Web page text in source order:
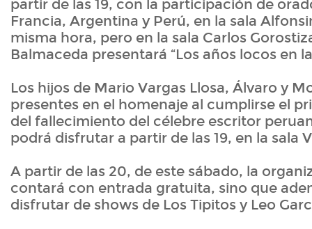
partir de las 19, con la participación de
Francia, Argentina y Perú, en la sala
misma hora, pero en la sala Carlos
Balmaceda presentará “Los años locos en
Los hijos de Mario Vargas Llosa, Álvaro y
presentes en el homenaje al cumplirse el
del fallecimiento del célebre escritor
podrá disfrutar a partir de las 19, en la sala
A partir de las 20, de este sábado, la
contará con entrada gratuita, sino que
disfrutar de shows de Los Tipitos y Leo